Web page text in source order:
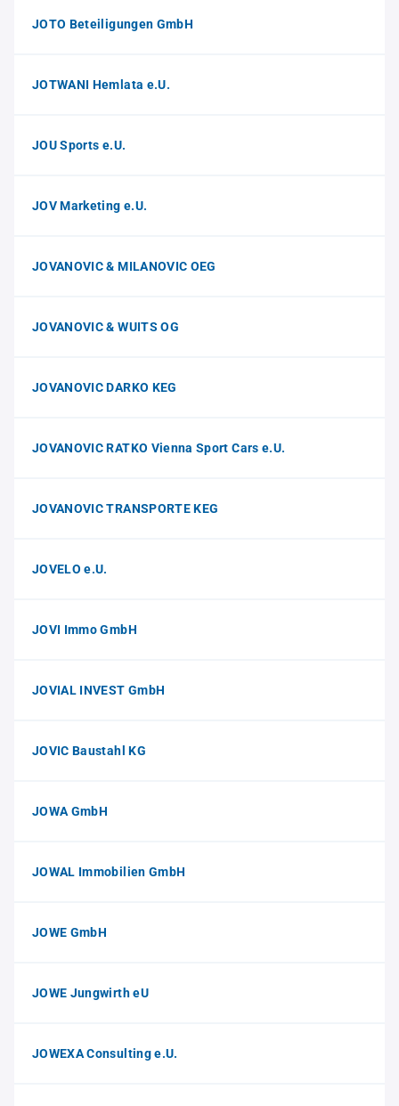
JOTO Beteiligungen GmbH
JOTWANI Hemlata e.U.
JOU Sports e.U.
JOV Marketing e.U.
JOVANOVIC & MILANOVIC OEG
JOVANOVIC & WUITS OG
JOVANOVIC DARKO KEG
JOVANOVIC RATKO Vienna Sport Cars e.U.
JOVANOVIC TRANSPORTE KEG
JOVELO e.U.
JOVI Immo GmbH
JOVIAL INVEST GmbH
JOVIC Baustahl KG
JOWA GmbH
JOWAL Immobilien GmbH
JOWE GmbH
JOWE Jungwirth eU
JOWEXA Consulting e.U.